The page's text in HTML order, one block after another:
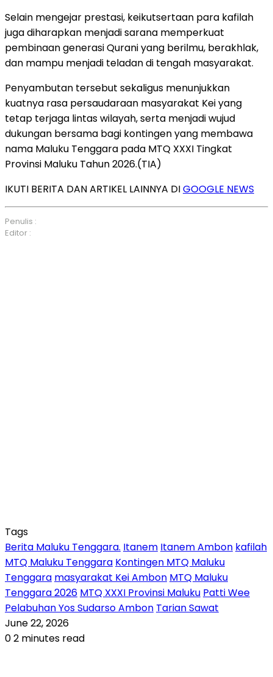
Selain mengejar prestasi, keikutsertaan para kafilah
juga diharapkan menjadi sarana memperkuat
pembinaan generasi Qurani yang berilmu, berakhlak,
dan mampu menjadi teladan di tengah masyarakat.
Penyambutan tersebut sekaligus menunjukkan
kuatnya rasa persaudaraan masyarakat Kei yang
tetap terjaga lintas wilayah, serta menjadi wujud
dukungan bersama bagi kontingen yang membawa
nama Maluku Tenggara pada MTQ XXXI Tingkat
Provinsi Maluku Tahun 2026.(TIA)
IKUTI BERITA DAN ARTIKEL LAINNYA DIGOOGLE NEWS
Penulis :
Editor :
Tags
Berita Maluku Tenggara. Itanem Itanem Ambon kafilah
MTQ Maluku Tenggara Kontingen MTQ Maluku
Tenggara masyarakat Kei Ambon MTQ Maluku
Tenggara 2026 MTQ XXXI Provinsi Maluku Patti Wee
Pelabuhan Yos Sudarso Ambon Tarian Sawat
June 22, 2026
02 minutes read